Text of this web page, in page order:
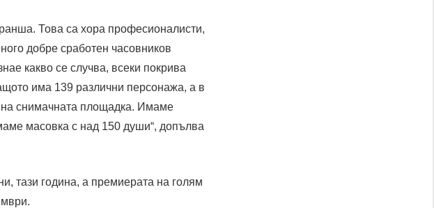
Това са хора професионалисти,
добре сработен часовников
какво се случва, всеки покрива
има 139 различни персонажа, а в
снимачната площадка. Имаме
масовка с над 150 души“, допълва
тази година, а премиерата на голям